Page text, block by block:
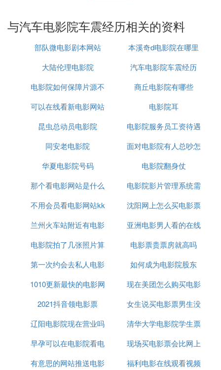
5.带上清洁用品
户外性环境并不像家里或酒店那样干净整洁。即使你
们俩都很健康，也很难保证你们爱的地方不会有其他
肮脏的东西。更重要的是，你需要在离开前迅速清理
瓶水和塑料袋。
快乐的野战需要建立在良好的心理和身体准备下。当
外野餐愉快！
有哪些刺激性的地方？
浴室里的鱼水之欢是水中最容易实现的许多性高难度
伤害重要部位。
2、客厅
拜访，推销员来。.....他们似乎在捡起这个时刻。因
此，我们应该提前做好准备。当我们听到门铃响时，
我们应该有反应。建议不要裸体，采取坐姿或局部关
键刺激。然而，对于许多夫妇来说，在一分钟内从一
3、厨房
直接把对方当作美味的对象，前提是厨房里有一张像
小心那些大大小小的菜刀掉下来。如果你知道如何使
用一些调味料，你也可以增加性的味道。例如，在乳
头上洒一些糖粉，倒一些奶酪或蜂蜜，涂上橄榄油，
绝对湿润。
与汽车电影院车震经历相关的资料
部队微电影剧本网站
本溪奇d电影院在哪里
大陆伦理电影院
汽车电影院车震经历
电影院如何保障片源不
泄露
商丘电影院有哪些
可以在线看新电影网站
电影院耳
昆虫总动员电影院
电影院服务员工资待遇
同安老电影院
面对电影院有人总吵怎
么办
华夏电影院号码
电影院翻身仗
那个看电影网站是什么
原因
电影院影片管理系统需
求分析
不用会员看电影网站kk
沈阳网上怎么买电影票
兰州火车站附近有电影
院吗
亚洲电影男人看的在线
小网站
电影院拍了几张照片算
违法吗
电影票贵票房就高吗
第一次约会去私人电影
院合适吗
如何成为电影院股东
1010更新最快的电影网
站
现在美团怎么购买电影
院的零食了
2021抖音领电影票
女生说买电影票男生没
拒绝
辽阳电影院现在营业吗
清华大学电影院学生票
多少钱
早孕可以在电影院看电
影吗
现场买电影票会比网上
便宜吗
有意思的网站推送电影
福利电影在线观看视频